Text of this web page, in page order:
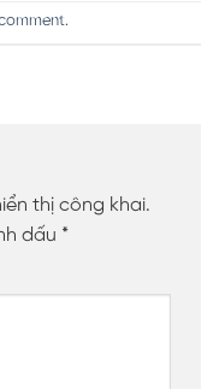
.
thị công khai.
dấu *